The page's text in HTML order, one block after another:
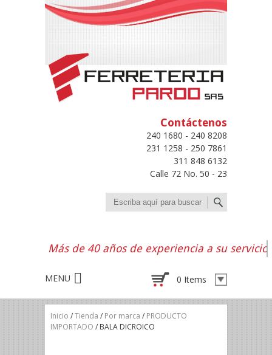
Contáctenos
240 1680 - 240 8208
231 1258 - 250 7861
311 848 6132
Calle 72 No. 50 - 23
Buscar
Más de 40 años de experiencia a su servicio
0 Items
Inicio /Tienda / Por marca / PRODUCTO
IMPORTADO / BALA DICROICO